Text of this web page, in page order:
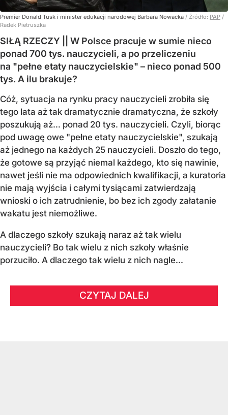
Premier Donald Tusk i minister edukacji narodowej Barbara Nowacka / Źródło: PAP /
Radek Pietruszka
SIŁĄ RZECZY || W Polsce pracuje w sumie nieco
ponad 700 tys. nauczycieli, a po przeliczeniu
na "pełne etaty nauczycielskie" – nieco ponad 500
tys. A ilu brakuje?
Cóż, sytuacja na rynku pracy nauczycieli zrobiła się
tego lata aż tak dramatycznie dramatyczna, że szkoły
poszukują aż… ponad 20 tys. nauczycieli. Czyli, biorąc
pod uwagę owe "pełne etaty nauczycielskie", szukają
aż jednego na każdych 25 nauczycieli. Doszło do tego,
że gotowe są przyjąć niemal każdego, kto się nawinie,
nawet jeśli nie ma odpowiednich kwalifikacji, a kuratoria
nie mają wyjścia i całymi tysiącami zatwierdzają
wnioski o ich zatrudnienie, bo bez ich zgody załatanie
wakatu jest niemożliwe.
A dlaczego szkoły szukają naraz aż tak wielu
nauczycieli? Bo tak wielu z nich szkoły właśnie
porzuciło. A dlaczego tak wielu z nich nagle...
CZYTAJ DALEJ